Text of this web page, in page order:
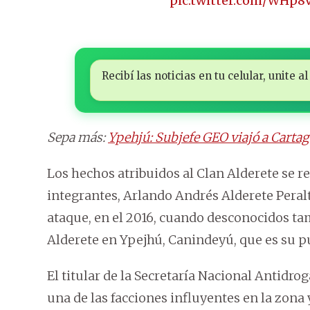
Recibí las noticias en tu celular, unite
Sepa más: Ypehjú: Subjefe GEO viajó a
Los hechos atribuidos al Clan Alderete se
integrantes, Arlando Andrés Alderete
ataque, en el 2016, cuando desconocidos
Alderete en Ypejhú, Canindeyú, que es su
El titular de la Secretaría Nacional
una de las facciones influyentes en la